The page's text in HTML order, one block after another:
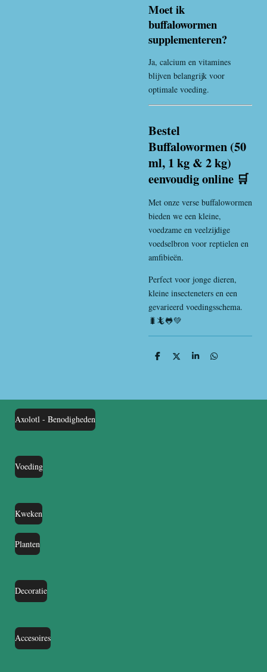
Moet ik
buffalowormen
supplementeren?
Ja, calcium en vitamines
blijven belangrijk voor
optimale voeding.
Bestel
Buffalowormen (50
ml, 1 kg & 2 kg)
eenvoudig online 🛒
Met onze verse buffalowormen
bieden we een kleine,
voedzame en veelzijdige
voedselbron voor reptielen en
amfibieën.
Perfect voor jonge dieren,
kleine insecteneters en een
gevarieerd voedingsschema.
🐛🦎🐸💚
D
D
S
D
Axolotl - Benodigheden
Voeding
Kweken
Planten
Decoratie
Accesoires